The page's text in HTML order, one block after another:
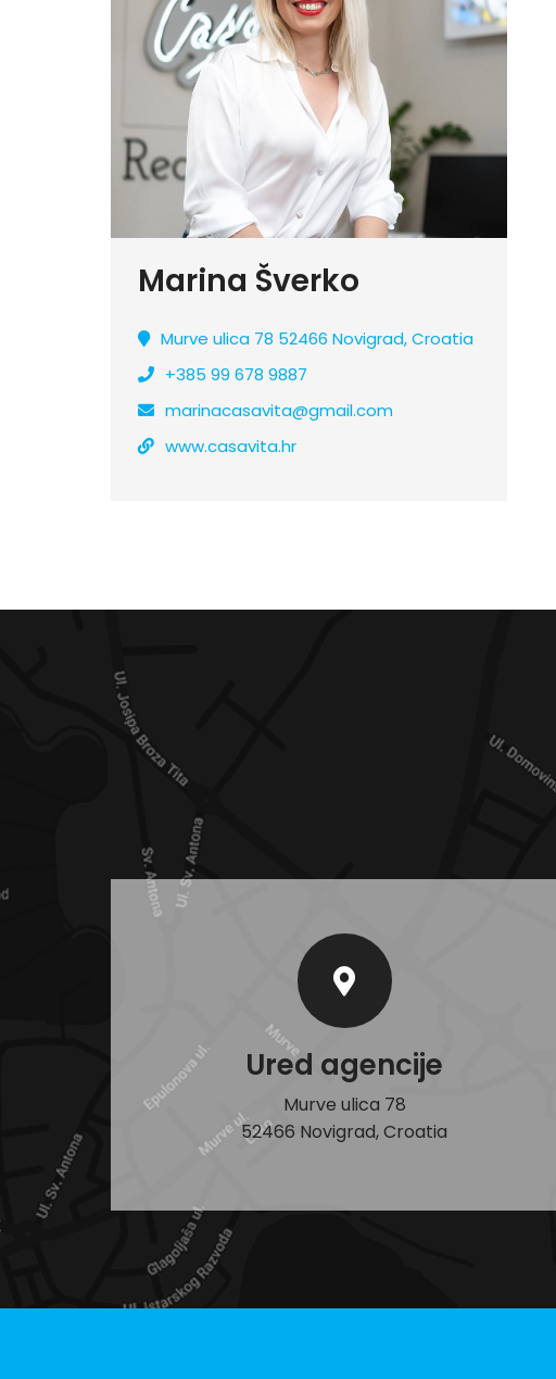
Marina Šverko
Murve ulica 78 52466 Novigrad, Croatia
+385 99 678 9887
marinacasavita@gmail.com
www.casavita.hr
Ured agencije
Murve ulica 78
52466 Novigrad, Croatia